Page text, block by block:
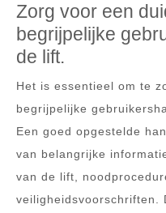
Zorg voor een
begrijpelijke
de lift.
Het is essentieel om te
begrijpelijke
Een goed opgestelde
van belangrijke
van de lift,
veiligheidsvoorschriften.